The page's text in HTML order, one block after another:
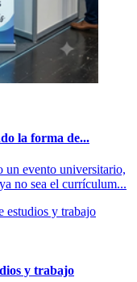
la forma de...
un evento universitario,
no sea el currículum...
y trabajo